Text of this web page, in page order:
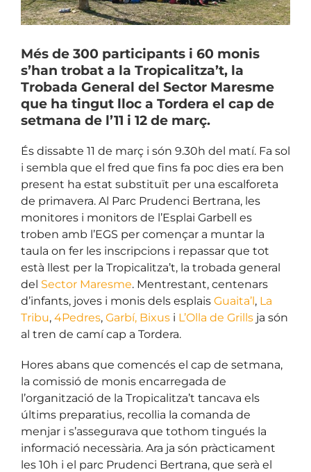
Més de 300 participants i 60 monis
s’han trobat a la Tropicalitza’t, la
Trobada General del Sector Maresme
que ha tingut lloc a Tordera el cap de
setmana de l’11 i 12 de març.
És dissabte 11 de març i són 9.30h del matí. Fa sol
i sembla que el fred que fins fa poc dies era ben
present ha estat substituït per una escalforeta
de primavera. Al Parc Prudenci Bertrana, les
monitores i monitors de l’Esplai Garbell es
troben amb l’EGS per començar a muntar la
taula on fer les inscripcions i repassar que tot
està llest per la Tropicalitza’t, la trobada general
del Sector Maresme. Mentrestant, centenars
d’infants, joves i monis dels esplais Guaita’l, La
Tribu, 4Pedres, Garbí, Bixus i L’Olla de Grills ja són
al tren de camí cap a Tordera.
Hores abans que comencés el cap de setmana,
la comissió de monis encarregada de
l’organització de la Tropicalitza’t tancava els
últims preparatius, recollia la comanda de
menjar i s’assegurava que tothom tingués la
informació necessària. Ara ja són pràcticament
les 10h i el parc Prudenci Bertrana, que serà el